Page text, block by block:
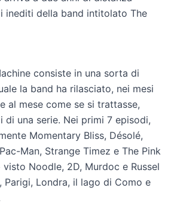
inediti della band intitolato The
consiste in una sorta di
la band ha rilasciato, nei mesi
al mese come se si trattasse,
di una serie. Nei primi 7 episodi,
Momentary Bliss, Désolé,
Man, Strange Timez e The Pink
Noodle, 2D, Murdoc e Russel
Londra, il lago di Como e